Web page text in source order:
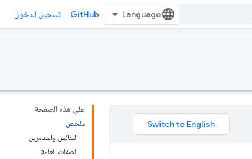
GitHub تسجيل الدخول
على هذه الصفحة
ملخص
البنائين والمدمرين
الصفات العامة